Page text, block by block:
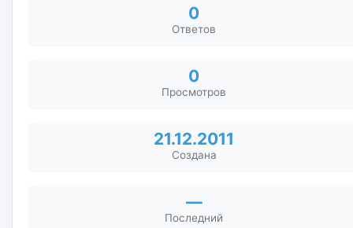
0
Ответов
0
Просмотров
21.12.2011
Создана
—
Последний